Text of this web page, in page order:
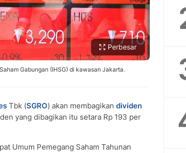
Perbesar
Gabungan (IHSG) di kawasan Jakarta.
Tbk (SGRO) akan membagikan dividen
yang dibagikan itu setara Rp 193 per
Umum Pemegang Saham Tahunan